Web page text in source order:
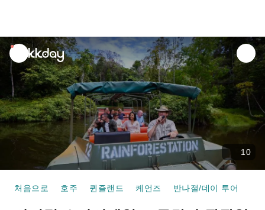
unread
notifications
10
처음으로 호주 퀸즐랜드 케언즈 반나절/데이 투어